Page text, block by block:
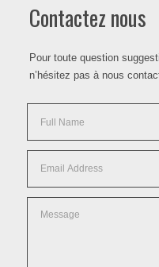
Contactez nous
Pour toute question
n’hésitez pas à nous